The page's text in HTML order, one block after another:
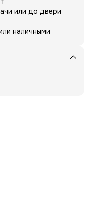
или до двери
наличными